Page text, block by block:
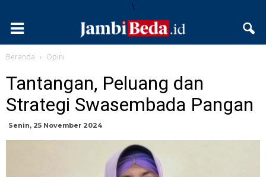
\
Beranda Opini
Tantangan, Peluang dan
Strategi Swasembada Pangan
Senin, 25 November 2024